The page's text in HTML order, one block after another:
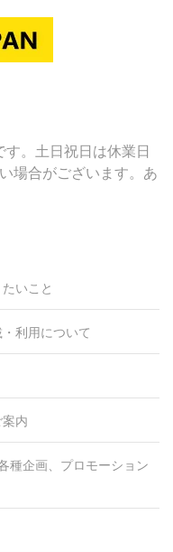
。土日祝日は休業日
場合がございます。あ
いこと
・利用について
案内
種企画、プロモーション